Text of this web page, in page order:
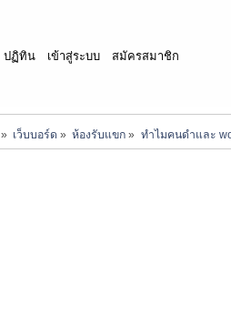
ปฏิทิน เข้าสู่ระบบ สมัครสมาชิก
» เว็บบอร์ด » ห้องรับแขก » ทำไมคนดำและ